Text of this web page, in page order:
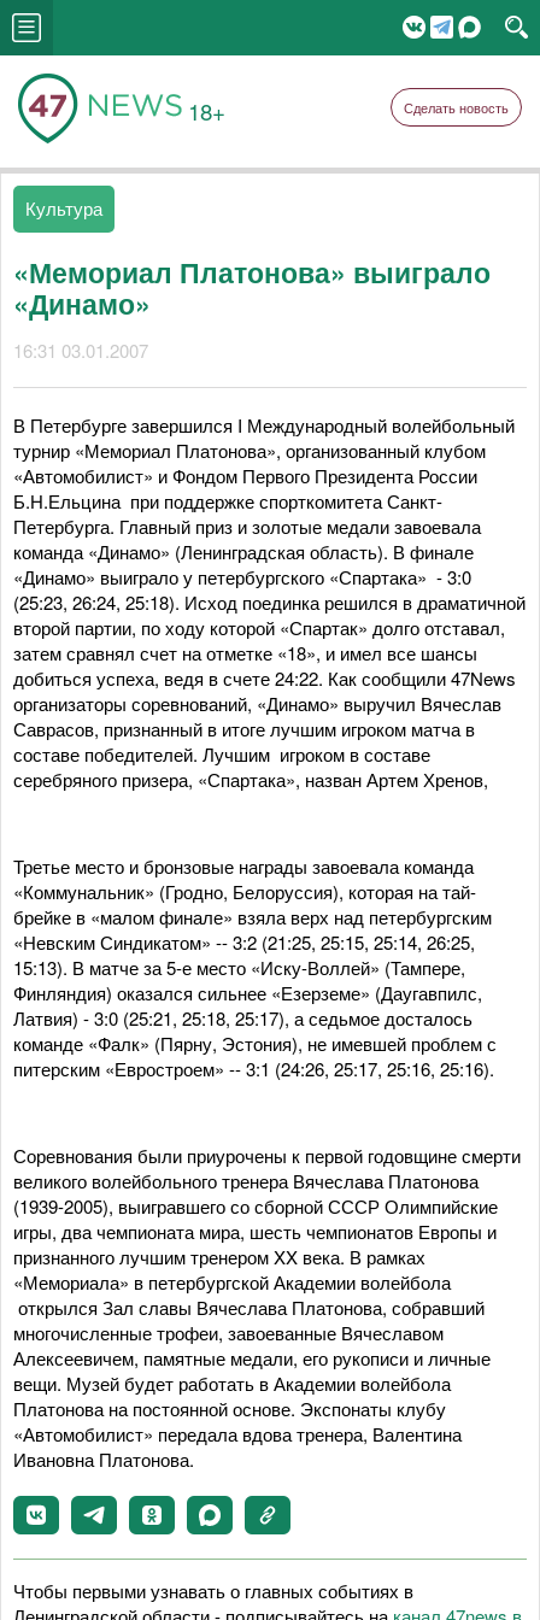
18+ Сделать новость
Культура
«Мемориал Платонова» выиграло
«Динамо»
16:31 03.01.2007
В Петербурге завершился I Международный волейбольный
турнир «Мемориал Платонова», организованный клубом
«Автомобилист» и Фондом Первого Президента России
Б.Н.Ельцина при поддержке спорткомитета Санкт-
Петербурга. Главный приз и золотые медали завоевала
команда «Динамо» (Ленинградская область). В финале
«Динамо» выиграло у петербургского «Спартака» - 3:0
(25:23, 26:24, 25:18). Исход поединка решился в драматичной
второй партии, по ходу которой «Спартак» долго отставал,
затем сравнял счет на отметке «18», и имел все шансы
добиться успеха, ведя в счете 24:22. Как сообщили 47News
организаторы соревнований, «Динамо» выручил Вячеслав
Саврасов, признанный в итоге лучшим игроком матча в
составе победителей. Лучшим игроком в составе
серебряного призера, «Спартака», назван Артем Хренов,
Третье место и бронзовые награды завоевала команда
«Коммунальник» (Гродно, Белоруссия), которая на тай-
брейке в «малом финале» взяла верх над петербургским
«Невским Синдикатом» -- 3:2 (21:25, 25:15, 25:14, 26:25,
15:13). В матче за 5-е место «Иску-Воллей» (Тампере,
Финляндия) оказался сильнее «Езерземе» (Даугавпилс,
Латвия) - 3:0 (25:21, 25:18, 25:17), а седьмое досталось
команде «Фалк» (Пярну, Эстония), не имевшей проблем с
питерским «Евростроем» -- 3:1 (24:26, 25:17, 25:16, 25:16).
Соревнования были приурочены к первой годовщине смерти
великого волейбольного тренера Вячеслава Платонова
(1939-2005), выигравшего со сборной СССР Олимпийские
игры, два чемпионата мира, шесть чемпионатов Европы и
признанного лучшим тренером XX века. В рамках
«Мемориала» в петербургской Академии волейбола
открылся Зал славы Вячеслава Платонова, собравший
многочисленные трофеи, завоеванные Вячеславом
Алексеевичем, памятные медали, его рукописи и личные
вещи. Музей будет работать в Академии волейбола
Платонова на постоянной основе. Экспонаты клубу
«Автомобилист» передала вдова тренера, Валентина
Ивановна Платонова.
Чтобы первыми узнавать о главных событиях в